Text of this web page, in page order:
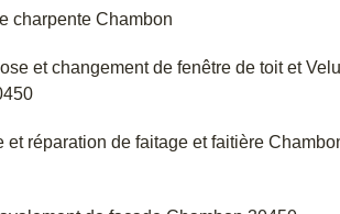
charpente Chambon
et changement de fenêtre de toit et
et réparation de faitage et faitière